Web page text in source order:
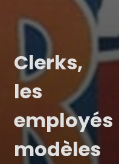
Clerks,
les
employés
modèles